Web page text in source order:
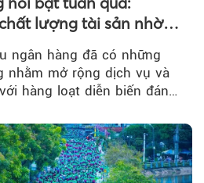
Theo
lượng tài sản nhờ
ngân hàng đã có những
nhằm mở rộng dịch vụ và
hàng loạt diễn biến đáng